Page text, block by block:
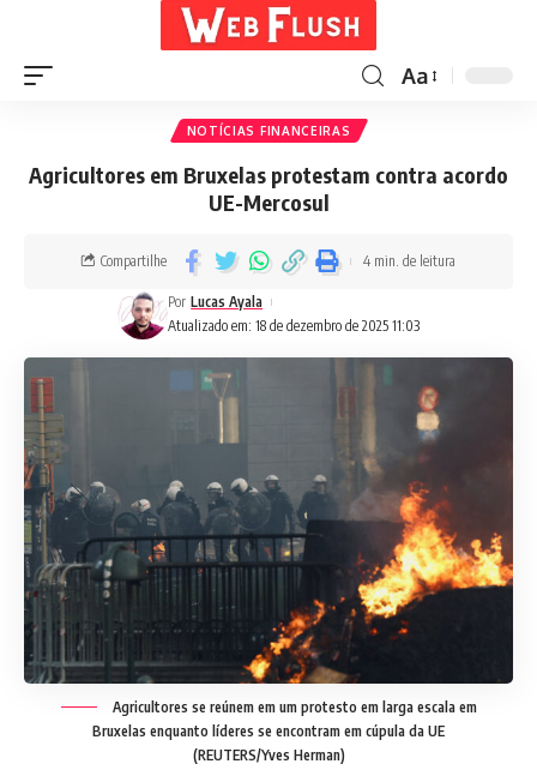
Aa
NOTÍCIAS FINANCEIRAS
Agricultores em Bruxelas protestam contra acordo
UE-Mercosul
Atualizado em: 18 de dezembro de 2025 11:03
Por Lucas Ayala
Compartilhe 4 min. de leitura
Agricultores se reúnem em um protesto em larga escala em
Bruxelas enquanto líderes se encontram em cúpula da UE
(REUTERS/Yves Herman)